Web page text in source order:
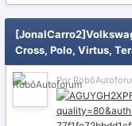
Cross, Polo, Virtus,
Por